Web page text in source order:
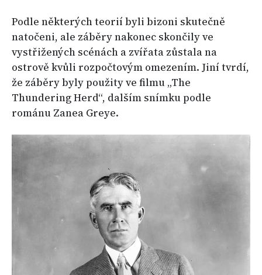
Podle některých teorií byli bizoni skutečně
natočeni, ale záběry nakonec skončily ve
vystřižených scénách a zvířata zůstala na
ostrově kvůli rozpočtovým omezením. Jiní tvrdí,
že záběry byly použity ve filmu „The
Thundering Herd“, dalším snímku podle
románu Zanea Greye.